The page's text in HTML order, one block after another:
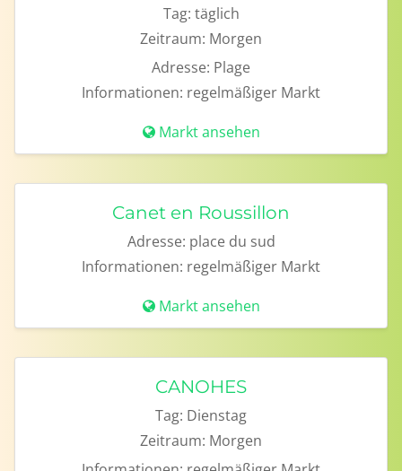
Tag: täglich
Zeitraum: Morgen
Adresse: Plage
Informationen: regelmäßiger Markt
Markt ansehen
Canet en Roussillon
Adresse: place du sud
Informationen: regelmäßiger Markt
Markt ansehen
CANOHES
Tag: Dienstag
Zeitraum: Morgen